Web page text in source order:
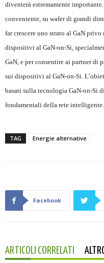
diventerà estremamente
conveniente, su wafer di grandi
far crescere uno strato al GaN
dispositivi al GaN-on-Si,
GaN, e per consentire ai partner di
sui dispositivi al GaN-on-Si.
basati sulla tecnologia GaN-on-Si
fondamentali della rete intelligente.
TAG Energie alternative
Facebook
ARTICOLI CORRELATI